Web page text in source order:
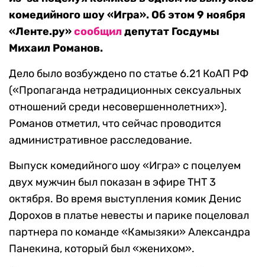
комедийного шоу «Игра». Об этом 9 ноября
«Ленте.ру»сообщилдепутат Госдумы
Михаил Романов.
Дело было возбуждено по статье 6.21 КоАП РФ
(«Пропаганда нетрадиционных сексуальных
отношений среди несовершеннолетних»).
Романов отметил, что сейчас проводится
административное расследование.
Выпуск комедийного шоу «Игра» с поцелуем
двух мужчин был показан в эфире ТНТ 3
октября. Во время выступления комик Денис
Дорохов в платье невесты и парике поцеловал
партнера по команде «Камызяки» Александра
Панекина, который был «женихом».